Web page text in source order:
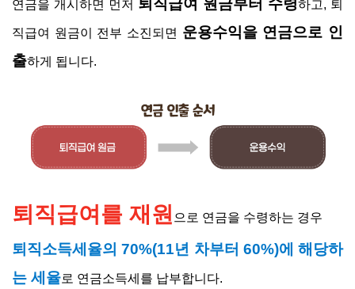
연금을 개시하면 먼저 하고, 퇴
직급여 원금이 전부 소진되면 운용수익을 연금으로 인
출하게 됩니다.
퇴직급여를 재원 으로 연금을 수령하는 경우
퇴직소득세율의 70%(11년 차부터 60%)에 해당하
는 세율로 연금소득세를 납부합니다.